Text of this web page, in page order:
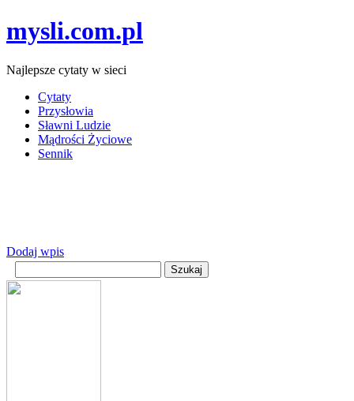
mysli.com.pl
Najlepsze cytaty w sieci
Cytaty
Przysłowia
Sławni Ludzie
Mądrości Życiowe
Sennik
Dodaj wpis